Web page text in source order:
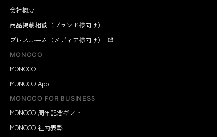
会社概要
商品掲載相談（ブランド様向け）
プレスルーム（メディア様向け）
MONOCO
MONOCO
MONOCO App
MONOCO FOR BUSINESS
MONOCO 周年記念ギフト
MONOCO 社内表彰